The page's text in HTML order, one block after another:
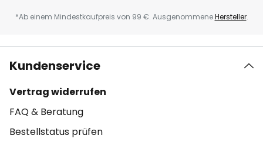
*Ab einem Mindestkaufpreis von 99 €. AusgenommeneHersteller.
Kundenservice
Vertrag widerrufen
FAQ & Beratung
Bestellstatus prüfen